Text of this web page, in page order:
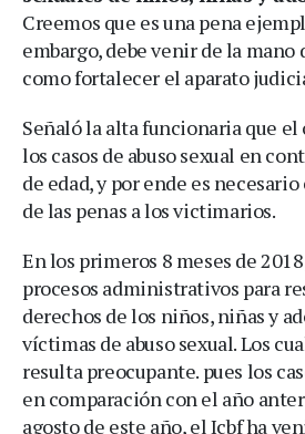
Creemos que es una pena
embargo, debe venir de la mano
como fortalecer el aparato
Señaló la alta funcionaria que
los casos de abuso sexual en
de edad, y por ende es
de las penas a los victimarios.
En los primeros 8 meses de
procesos administrativos para
derechos de los niños, niñas y
víctimas de abuso sexual. Los
resulta preocupante. pues los
en comparación con el año
agosto de este año, el Icbf ha